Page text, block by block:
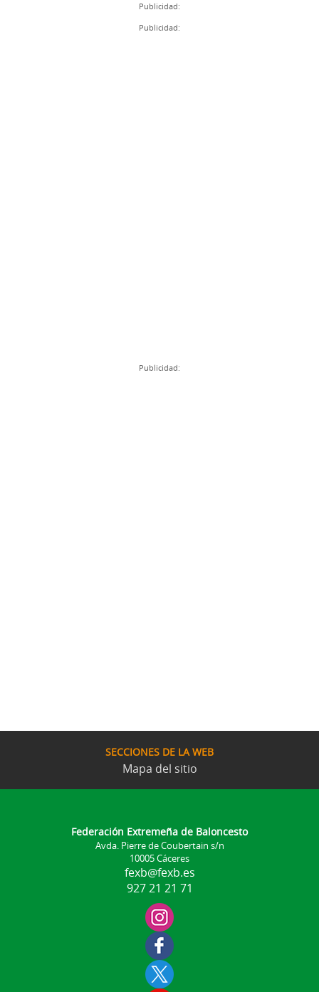
Publicidad:
Publicidad:
Publicidad:
SECCIONES DE LA WEB
Mapa del sitio
Federación Extremeña de Baloncesto
Avda. Pierre de Coubertain s/n
10005 Cáceres
fexb@fexb.es
927 21 21 71